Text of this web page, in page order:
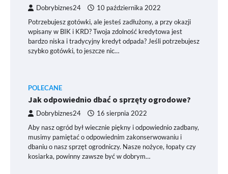
Dobrybiznes24 10 października 2022
Potrzebujesz gotówki, ale jesteś zadłużony, a przy okazji
wpisany w BIK i KRD? Twoja zdolność kredytowa jest
bardzo niska i tradycyjny kredyt odpada? Jeśli potrzebujesz
szybko gotówki, to jeszcze nic…
POLECANE
Jak odpowiednio dbać o sprzęty ogrodowe?
Dobrybiznes24 16 sierpnia 2022
Aby nasz ogród był wiecznie piękny i odpowiednio zadbany,
musimy pamiętać o odpowiednim zakonserwowaniu i
dbaniu o nasz sprzęt ogrodniczy. Nasze nożyce, łopaty czy
kosiarka, powinny zawsze być w dobrym…